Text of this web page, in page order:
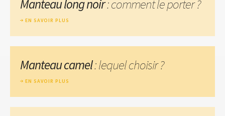
Manteau long noir: comment le porter ?
EN SAVOIR PLUS
Manteau camel: lequel choisir ?
EN SAVOIR PLUS